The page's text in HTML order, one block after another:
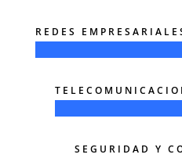
REDES
SEGURIDAD Y